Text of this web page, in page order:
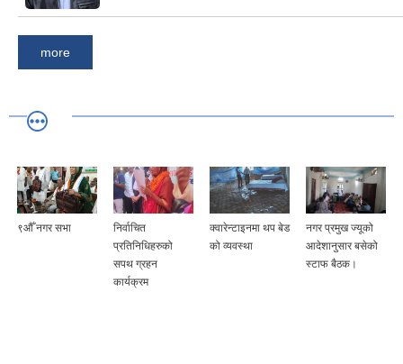
more
९औँ नगर सभा
निर्वाचित
प्रतिनिधिहरुको
सपथ ग्रहन
कार्यक्रम
क्वारेन्टाइनमा थप बेड
को व्यवस्था
नगर प्रमुख ज्यूको
आदेशानुसार बसेको
स्टाफ बैठक।